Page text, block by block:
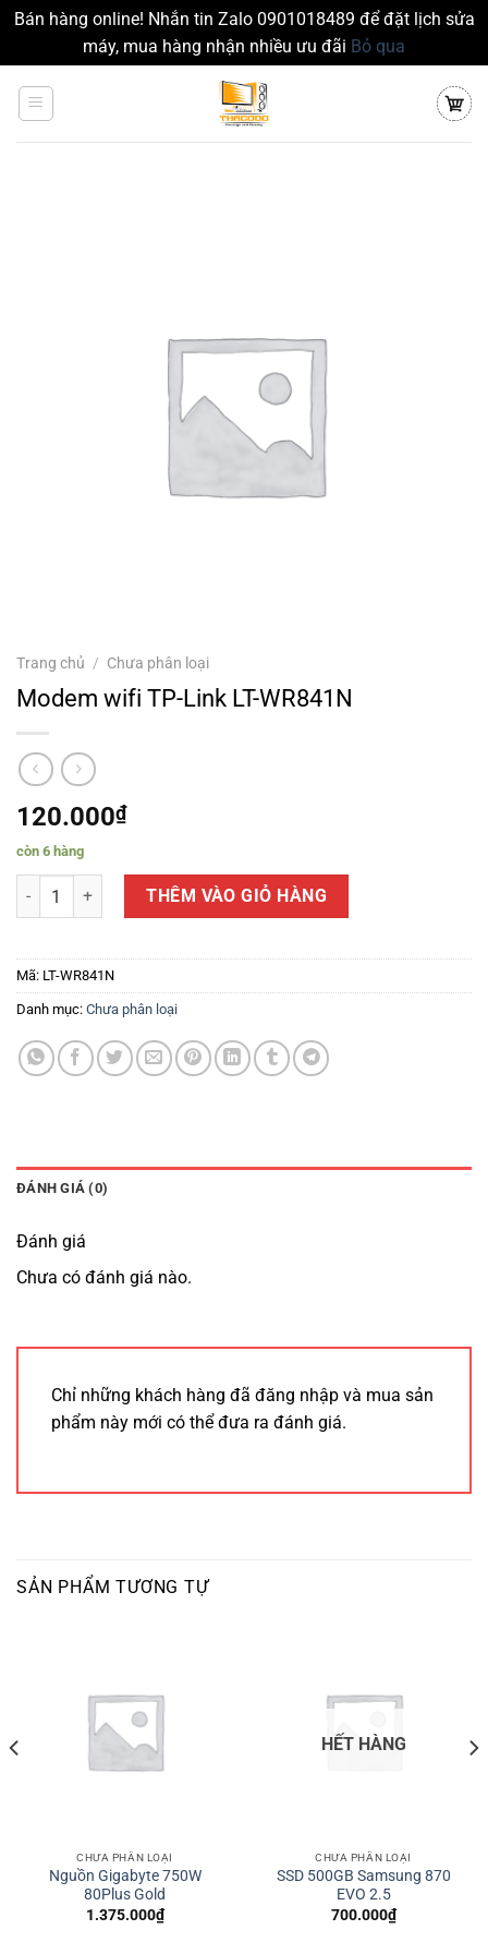
Bán hàng online! Nhắn tin Zalo 0901018489 để đặt lịch sửa
máy, mua hàng nhận nhiều ưu đãi Bỏ qua
đến
Trang chủ / Chưa phân loại
Modem wifi TP-Link LT-WR841N
120.000₫
còn 6 hàng
Modem wifi TP-Link LT-WR841N số lượng
THÊM VÀO GIỎ HÀNG
Mã: LT-WR841N
Danh mục: Chưa phân loại
ĐÁNH GIÁ (0)
Đánh giá
Chưa có đánh giá nào.
Chỉ những khách hàng đã đăng nhập và mua sản
phẩm này mới có thể đưa ra đánh giá.
SẢN PHẨM TƯƠNG TỰ
CHƯA PHÂN LOẠI
Nguồn Gigabyte 750W
80Plus Gold
1.375.000₫
HẾT HÀNG
CHƯA PHÂN LOẠI
SSD 500GB Samsung 870
EVO 2.5
700.000₫